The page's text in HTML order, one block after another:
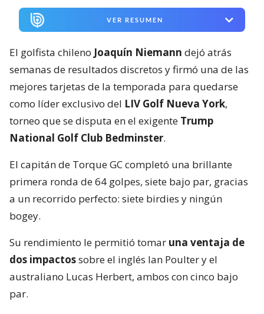
VER RESUMEN
El golfista chileno Joaquín Niemann dejó atrás
semanas de resultados discretos y firmó una de las
mejores tarjetas de la temporada para quedarse
como líder exclusivo del LIV Golf Nueva York,
torneo que se disputa en el exigente Trump
National Golf Club Bedminster.
El capitán de Torque GC completó una brillante
primera ronda de 64 golpes, siete bajo par, gracias
a un recorrido perfecto: siete birdies y ningún
bogey.
Su rendimiento le permitió tomar una ventaja de
dos impactossobre el inglés Ian Poulter y el
australiano Lucas Herbert, ambos con cinco bajo
par.